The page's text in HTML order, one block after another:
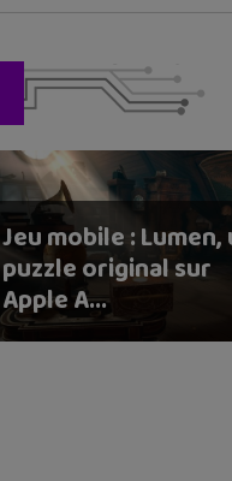
Jeu mobile : Lumen,
puzzle original sur
Apple A...